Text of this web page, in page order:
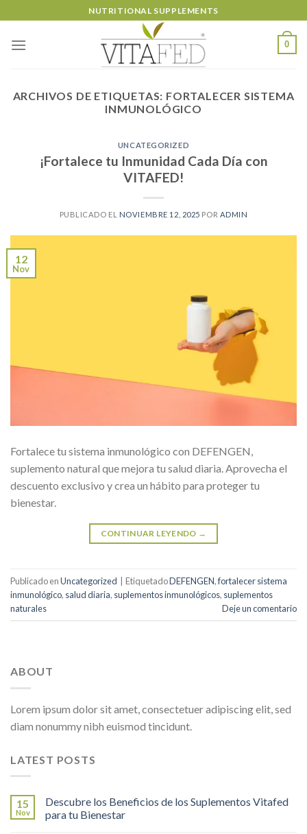
to
content
NUTRITIONAL SUPPLEMENTS
0
ARCHIVOS DE ETIQUETAS: FORTALECER SISTEMA
INMUNOLÓGICO
UNCATEGORIZED
¡Fortalece tu Inmunidad Cada Día con
VITAFED!
PUBLICADO EL NOVIEMBRE 12, 2025 POR ADMIN
12
Nov
Fortalece tu sistema inmunológico con DEFENGEN,
suplemento natural que mejora tu salud diaria. Aprovecha el
descuento exclusivo y crea un hábito para proteger tu
bienestar.
CONTINUAR LEYENDO →
Publicado enUncategorized EtiquetadoDEFENGEN,fortalecer sistema
inmunológico, salud diaria, suplementos inmunológicos, suplementos
naturales
Deje un comentario
ABOUT
Lorem ipsum dolor sit amet, consectetuer adipiscing elit, sed
diam nonummy nibh euismod tincidunt.
LATEST POSTS
15
Nov
Descubre los Beneficios de los Suplementos Vitafed
para tu Bienestar